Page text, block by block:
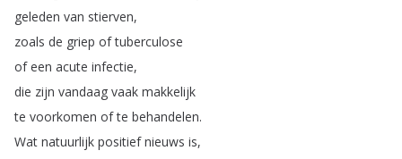
geleden van stierven,
zoals de griep of tuberculose
of een acute infectie,
die zijn vandaag vaak makkelijk
te voorkomen of te behandelen.
Wat natuurlijk positief nieuws is,